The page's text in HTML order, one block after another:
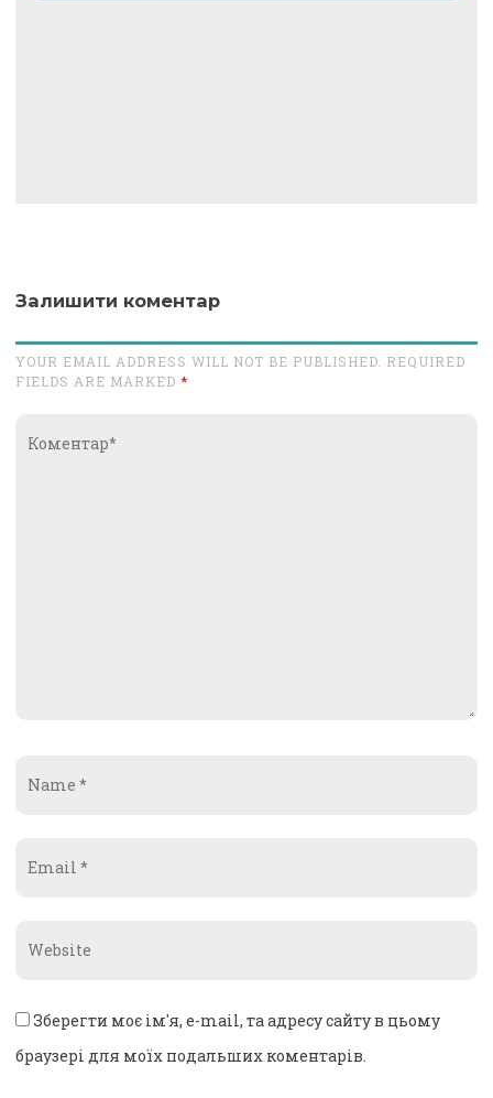
Залишити коментар
YOUR EMAIL ADDRESS WILL NOT BE PUBLISHED. REQUIRED
FIELDS ARE MARKED *
Зберегти моє ім'я, e-mail, та адресу сайту в цьому
браузері для моїх подальших коментарів.